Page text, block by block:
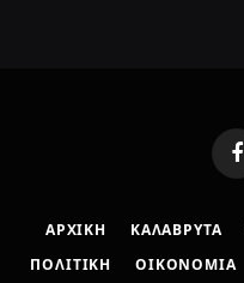
ΑΡΧΙΚΉ ΚΑΛΆΒΡΥΤΑ
ΠΟΛΙΤΙΚΉ ΟΙΚΟΝΟΜΊΑ